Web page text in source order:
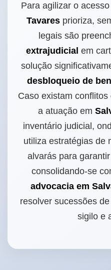
Para agilizar o
Tavares prioriza,
legais são
extrajudicial em
solução
desbloqueio de
Caso existam
a atuação em
inventário judicial,
utiliza estratégias de
alvarás para
consolidando-se
advocacia em
resolver sucessões
sigilo e